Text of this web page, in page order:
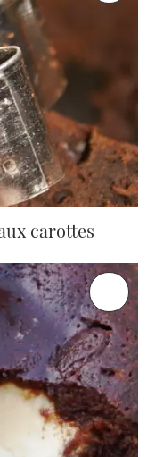
carottes